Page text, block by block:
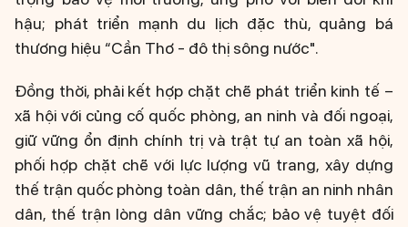
hậu; phát triển mạnh du lịch đặc thù, quảng bá
thương hiệu “Cần Thơ - đô thị sông nước".
Đồng thời, phải kết hợp chặt chẽ phát triển kinh tế –
xã hội với củng cố quốc phòng, an ninh và đối ngoại,
giữ vững ổn định chính trị và trật tự an toàn xã hội,
phối hợp chặt chẽ với lực lượng vũ trang, xây dựng
thế trận quốc phòng toàn dân, thế trận an ninh nhân
dân, thế trận lòng dân vững chắc; bảo vệ tuyệt đối